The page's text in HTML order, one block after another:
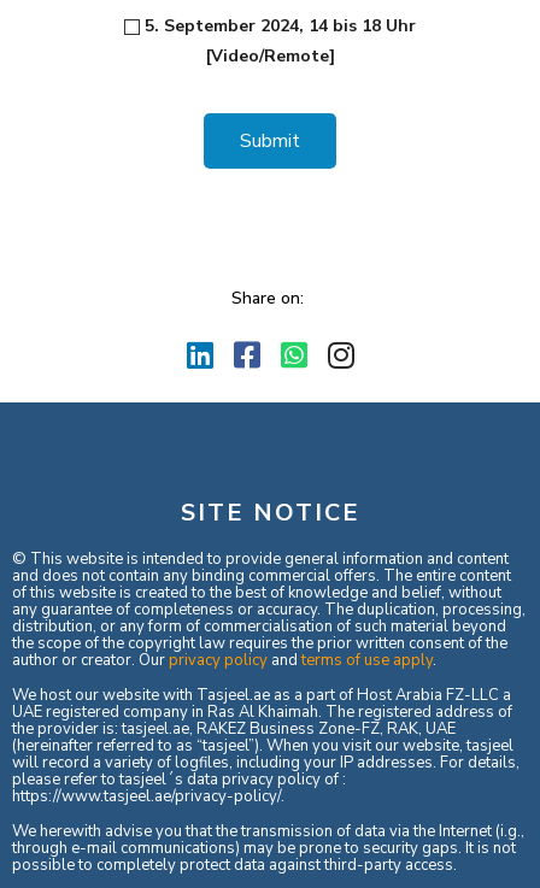
5. September 2024, 14 bis 18 Uhr
[Video/Remote]
Submit
Share on:
SITE NOTICE
© This website is intended to provide general information and content
and does not contain any binding commercial offers. The entire content
of this website is created to the best of knowledge and belief, without
any guarantee of completeness or accuracy. The duplication, processing,
distribution, or any form of commercialisation of such material beyond
the scope of the copyright law requires the prior written consent of the
author or creator. Ourprivacy policy andterms of use apply.
We host our website with Tasjeel.ae as a part of Host Arabia FZ-LLC a
UAE registered company in Ras Al Khaimah. The registered address of
the provider is: tasjeel.ae, RAKEZ Business Zone-FZ, RAK, UAE
(hereinafter referred to as “tasjeel”). When you visit our website, tasjeel
will record a variety of logfiles, including your IP addresses. For details,
please refer to tasjeel´s data privacy policy of :
https://www.tasjeel.ae/privacy-policy/.
We herewith advise you that the transmission of data via the Internet (i.g.,
through e-mail communications) may be prone to security gaps. It is not
possible to completely protect data against third-party access.